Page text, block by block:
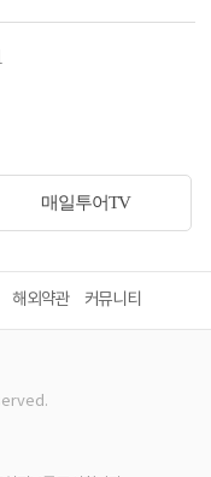
매일투어TV
해외약관 커뮤니티